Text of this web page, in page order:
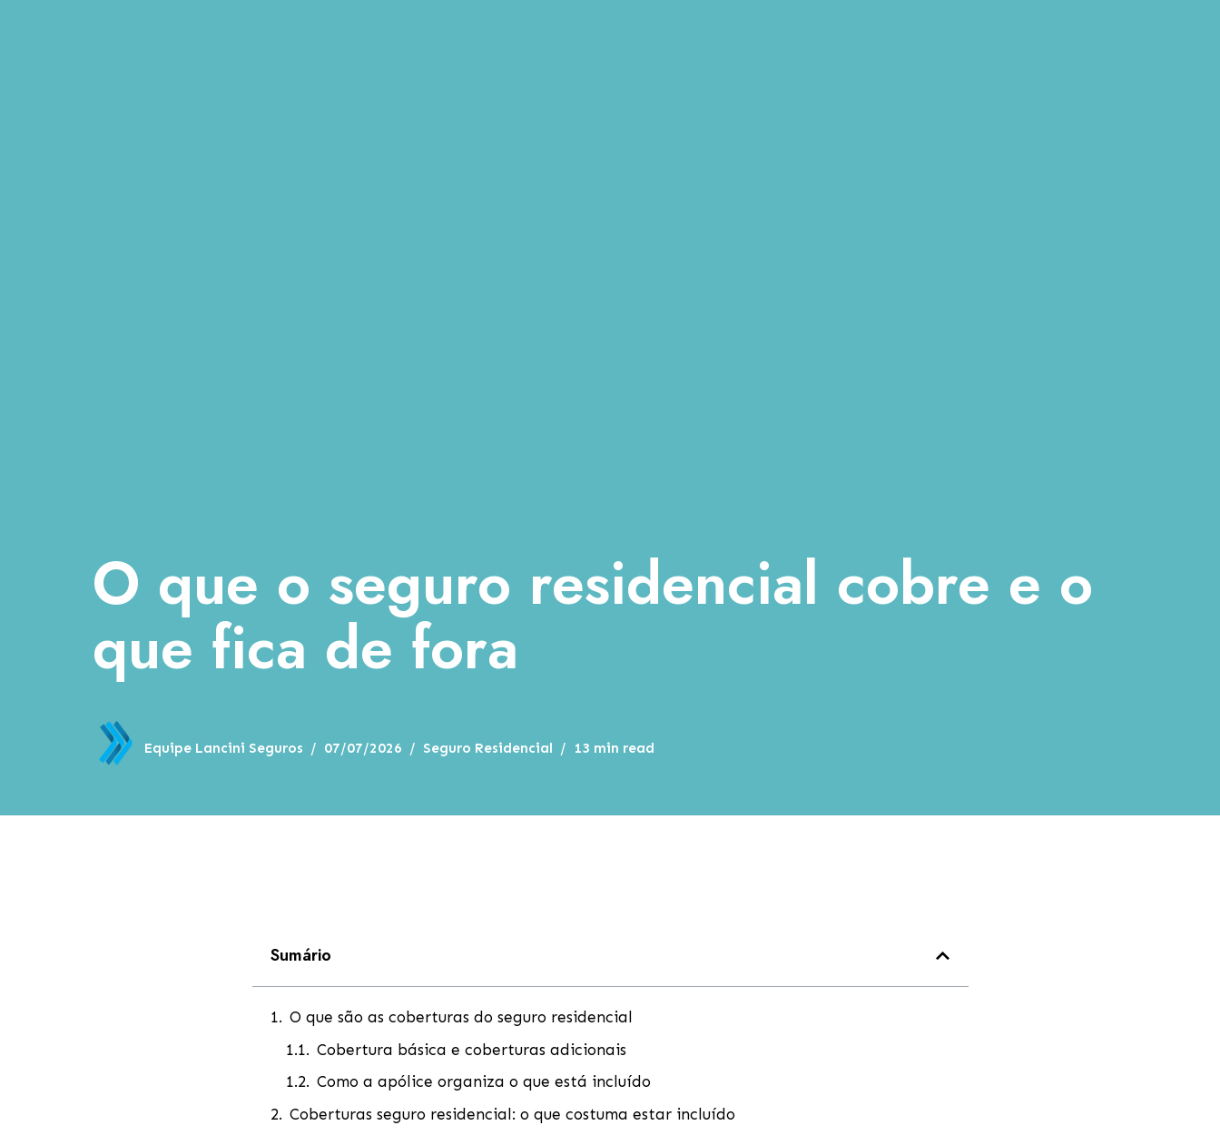
O que o seguro residencial cobre e o
que fica de fora
Equipe Lancini Seguros 07/07/2026 Seguro Residencial 13 min read
Sumário
O que são as coberturas do seguro residencial
Cobertura básica e coberturas adicionais
Como a apólice organiza o que está incluído
Coberturas seguro residencial: o que costuma estar incluído